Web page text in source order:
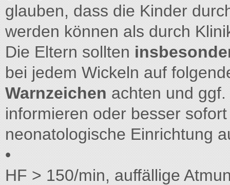
glauben, dass die Kinder
werden können als durch
Die Eltern sollten
bei jedem Wickeln auf
Warnzeichen achten und
informieren oder besser
neonatologische Einrichtung
•
HF > 150/min, auffällige